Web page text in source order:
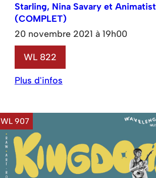
Starling, Nina Savary et Animatist
(COMPLET)
20 novembre 2021 à 19h00
WL 822
Plus d'infos
WL 907